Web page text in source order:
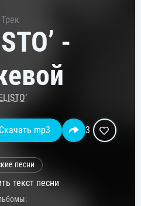
Трек
-
Скачать mp3 3
песни
текст песни